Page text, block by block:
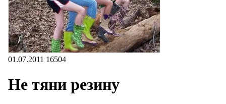
01.07.2011 16504
Не тяни резину